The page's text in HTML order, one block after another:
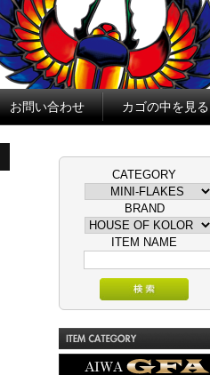
お問い合わせ カゴの中を見る
CATEGORY
BRAND
ITEM NAME
GFA Glitter Flake AIWA